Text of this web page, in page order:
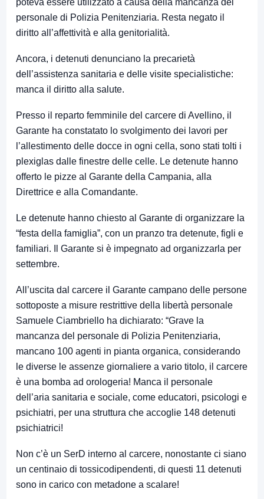
personale di Polizia Penitenziaria. Resta negato il
diritto all’affettività e alla genitorialità.
Ancora, i detenuti denunciano la precarietà
dell’assistenza sanitaria e delle visite specialistiche:
manca il diritto alla salute.
Presso il reparto femminile del carcere di Avellino, il
Garante ha constatato lo svolgimento dei lavori per
l’allestimento delle docce in ogni cella, sono stati tolti i
plexiglas dalle finestre delle celle. Le detenute hanno
offerto le pizze al Garante della Campania, alla
Direttrice e alla Comandante.
Le detenute hanno chiesto al Garante di organizzare la
“festa della famiglia”, con un pranzo tra detenute, figli e
familiari. Il Garante si è impegnato ad organizzarla per
settembre.
All’uscita dal carcere il Garante campano delle persone
sottoposte a misure restrittive della libertà personale
Samuele Ciambriello ha dichiarato: “Grave la
mancanza del personale di Polizia Penitenziaria,
mancano 100 agenti in pianta organica, considerando
le diverse le assenze giornaliere a vario titolo, il carcere
è una bomba ad orologeria! Manca il personale
dell’aria sanitaria e sociale, come educatori, psicologi e
psichiatri, per una struttura che accoglie 148 detenuti
psichiatrici!
Non c’è un SerD interno al carcere, nonostante ci siano
un centinaio di tossicodipendenti, di questi 11 detenuti
sono in carico con metadone a scalare!